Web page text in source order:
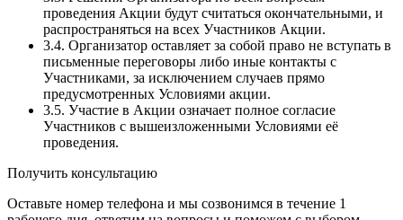
проведения Акции будут считаться окончательными, и
распространяться на всех Участников Акции.
3.4. Организатор оставляет за собой право не вступать в
письменные переговоры либо иные контакты с
Участниками, за исключением случаев прямо
предусмотренных Условиями акции.
3.5. Участие в Акции означает полное согласие
Участников с вышеизложенными Условиями её
проведения.
Получить консультацию
Оставьте номер телефона и мы созвонимся в течение 1